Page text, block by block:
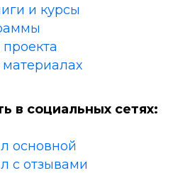
и курсы
в социальных сетях:
основной
с отзывами